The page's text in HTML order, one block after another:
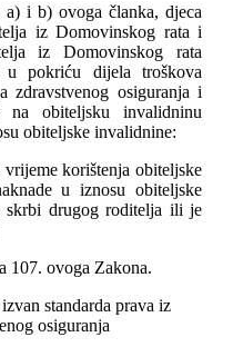
i b) ovoga članka, djeca
iz Domovinskog rata i
iz Domovinskog rata
u pokriću dijela troškova
zdravstvenog osiguranja i
obiteljsku invalidninu
obiteljske invalidnine:
korištenja obiteljske
u iznosu obiteljske
skrbi drugog roditelja ili je
107. ovoga Zakona.
standarda prava iz
osiguranja